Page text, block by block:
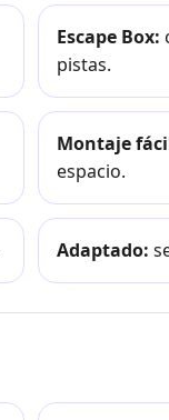
Escape Box:
pistas.
Montaje
espacio.
Adaptado: